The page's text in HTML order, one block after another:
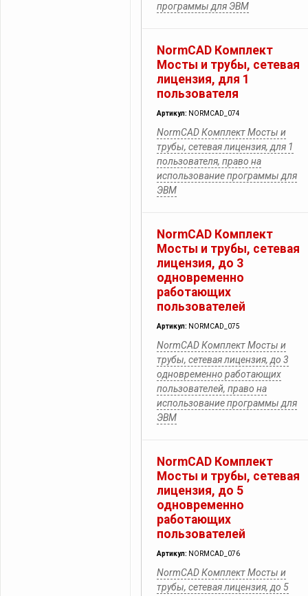
программы для ЭВМ
NormCAD Комплект
Мосты и трубы, сетевая
лицензия, для 1
пользователя
Артикул: NORMCAD_074
NormCAD Комплект Мосты и
трубы, сетевая лицензия, для 1
пользователя, право на
использование программы для
ЭВМ
NormCAD Комплект
Мосты и трубы, сетевая
лицензия, до 3
одновременно
работающих
пользователей
Артикул: NORMCAD_075
NormCAD Комплект Мосты и
трубы, сетевая лицензия, до 3
одновременно работающих
пользователей, право на
использование программы для
ЭВМ
NormCAD Комплект
Мосты и трубы, сетевая
лицензия, до 5
одновременно
работающих
пользователей
Артикул: NORMCAD_076
NormCAD Комплект Мосты и
трубы, сетевая лицензия, до 5